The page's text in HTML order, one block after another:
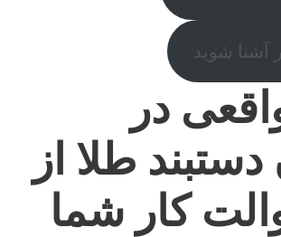
آشنا شوید
در
دستبند طلا از
کار شما